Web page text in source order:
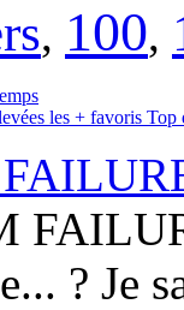
, 100,
les + favoris Top
? Je